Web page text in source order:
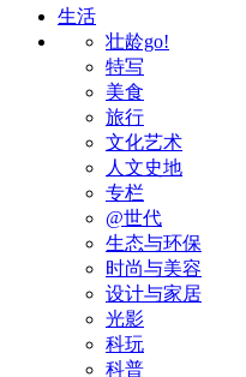
生活
壮龄go!
特写
美食
旅行
文化艺术
人文史地
专栏
@世代
生态与环保
时尚与美容
设计与家居
光影
科玩
科普